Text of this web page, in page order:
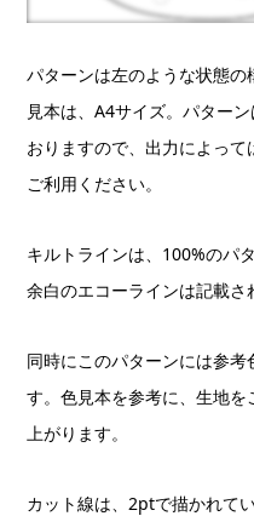
パターンは左のような状態
見本は、A4サイズ。パター
おりますので、出力によっ
ご利用ください。
キルトラインは、100%のパ
余白のエコーラインは記載さ
同時にこのパターンには参
す。色見本を参考に、生地
上がります。
カット線は、2ptで描かれて